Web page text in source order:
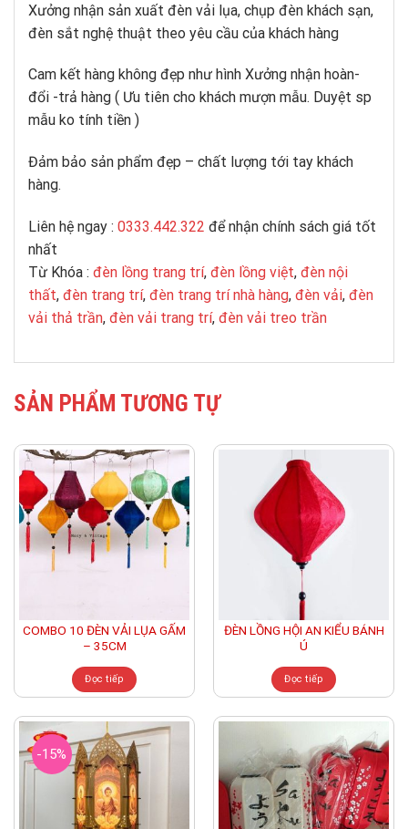
Xưởng nhận sản xuất đèn vải lụa, chụp đèn khách sạn,
đèn sắt nghệ thuật theo yêu cầu của khách hàng
Cam kết hàng không đẹp như hình Xưởng nhận hoàn-
đổi -trả hàng ( Ưu tiên cho khách mượn mẫu. Duyệt sp
mẫu ko tính tiền )
Đảm bảo sản phẩm đẹp – chất lượng tới tay khách
hàng.
Liên hệ ngay : 0333.442.322 để nhận chính sách giá tốt
nhất
Từ Khóa : đèn lồng trang trí, đèn lồng việt, đèn nội
thất, đèn trang trí, đèn trang trí nhà hàng, đèn vải, đèn
vải thả trần, đèn vải trang trí, đèn vải treo trần
SẢN PHẨM TƯƠNG TỰ
COMBO 10 ĐÈN VẢI LỤA GẤM
– 35CM
Đọc tiếp
ĐÈN LỒNG HỘI AN KIỂU BÁNH
Ú
Đọc tiếp
-15%